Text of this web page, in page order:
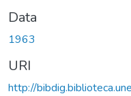
Data
1963
URI
http://